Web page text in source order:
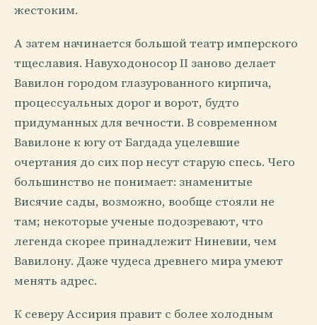
жестоким.
А затем начинается большой театр имперского
тщеславия. Навуходоносор II заново делает
Вавилон городом глазурованного кирпича,
процессуальных дорог и ворот, будто
придуманных для вечности. В современном
Вавилоне к югу от Багдада уцелевшие
очертания до сих пор несут старую спесь. Чего
большинство не понимает: знаменитые
Висячие сады, возможно, вообще стояли не
там; некоторые ученые подозревают, что
легенда скорее принадлежит Ниневии, чем
Вавилону. Даже чудеса древнего мира умеют
менять адрес.
К северу Ассирия правит с более холодным